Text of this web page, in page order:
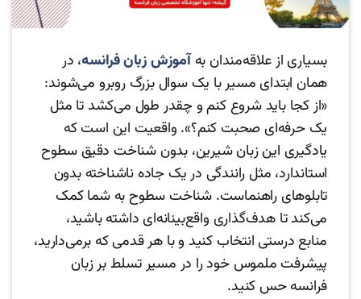
بسیاری از علاقه‌مندان بهآموزش زبان فرانسه، در
همان ابتدای مسیر با یک سوال بزرگ روبرو می‌شوند:
«از کجا باید شروع کنم و چقدر طول می‌کشد تا مثل
یک حرفه‌ای صحبت کنم؟». واقعیت این است که
یادگیری این زبان شیرین، بدون شناخت دقیق سطوح
استاندارد، مثل رانندگی در یک جاده ناشناخته بدون
تابلوهای راهنماست. شناخت سطوح به شما کمک
می‌کند تا هدف‌گذاری واقع‌بینانه‌ای داشته باشید،
منابع درستی انتخاب کنید و با هر قدمی که برمی‌دارید،
پیشرفت ملموس خود را در مسیر تسلط بر زبان
فرانسه حس کنید.